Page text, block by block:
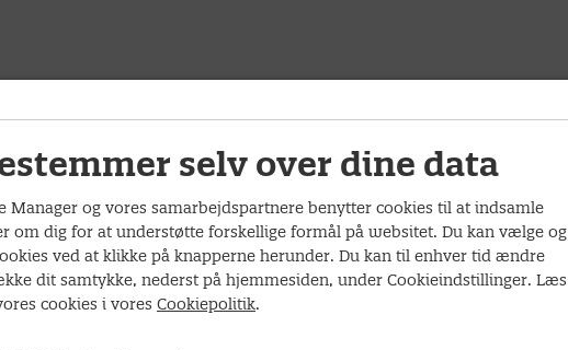
med
selv over dine data
Manager og vores samarbejdspartnere benytter cookies til at indsamle
om dig for at understøtte forskellige formål på websitet. Du kan vælge og
ved at klikke på knapperne herunder. Du kan til enhver tid ændre
dit samtykke, nederst på hjemmesiden, under Cookieindstillinger. Læs
cookies i vores Cookiepolitik.